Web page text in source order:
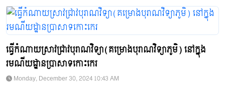
ធ្វើកំណាយស្រាវជ្រាវបុរាណវិទ្យា(គម្រោងបុរាណវិទ្យាភូមិ) នៅក្នុង
រមណីយដ្ឋានប្រាសាទកោះកេរ
Monday, December 30, 2024 10:43 AM